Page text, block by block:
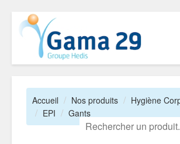
Accueil Nos produits
Hygiène
EPI
Gants